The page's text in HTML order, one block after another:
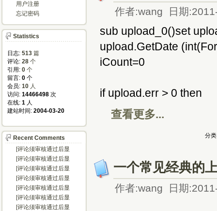
作者:wang 日期
sub upload_0()set
upload.GetDate
iCount=0
if upload.err > 0 then
查看更多...
分
一个常见经典的
作者:wang 日期
用户注册
忘记密码
Statistics
日志: 513 篇
评论: 28 个
引用: 0 个
留言: 0 个
会员: 10 人
访问: 14466498 次
在线: 1 人
建站时间: 2004-03-20
Recent Comments
[评论须审核通过后显
示...]
[评论须审核通过后显
示...]
[评论须审核通过后显
示...]
[评论须审核通过后显
示...]
[评论须审核通过后显
示...]
[评论须审核通过后显
示...]
[评论须审核通过后显